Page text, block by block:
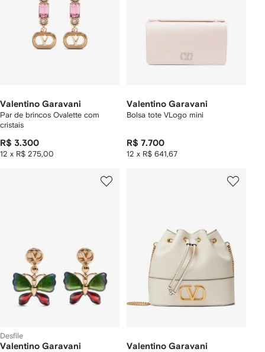
Valentino Garavani
Par de brincos Ovalette com
cristais
R$ 3.300
12 x R$ 275,00
Valentino Garavani
Bolsa tote VLogo mini
R$ 7.700
12 x R$ 641,67
Desfile
Valentino Garavani Valentino Garavani